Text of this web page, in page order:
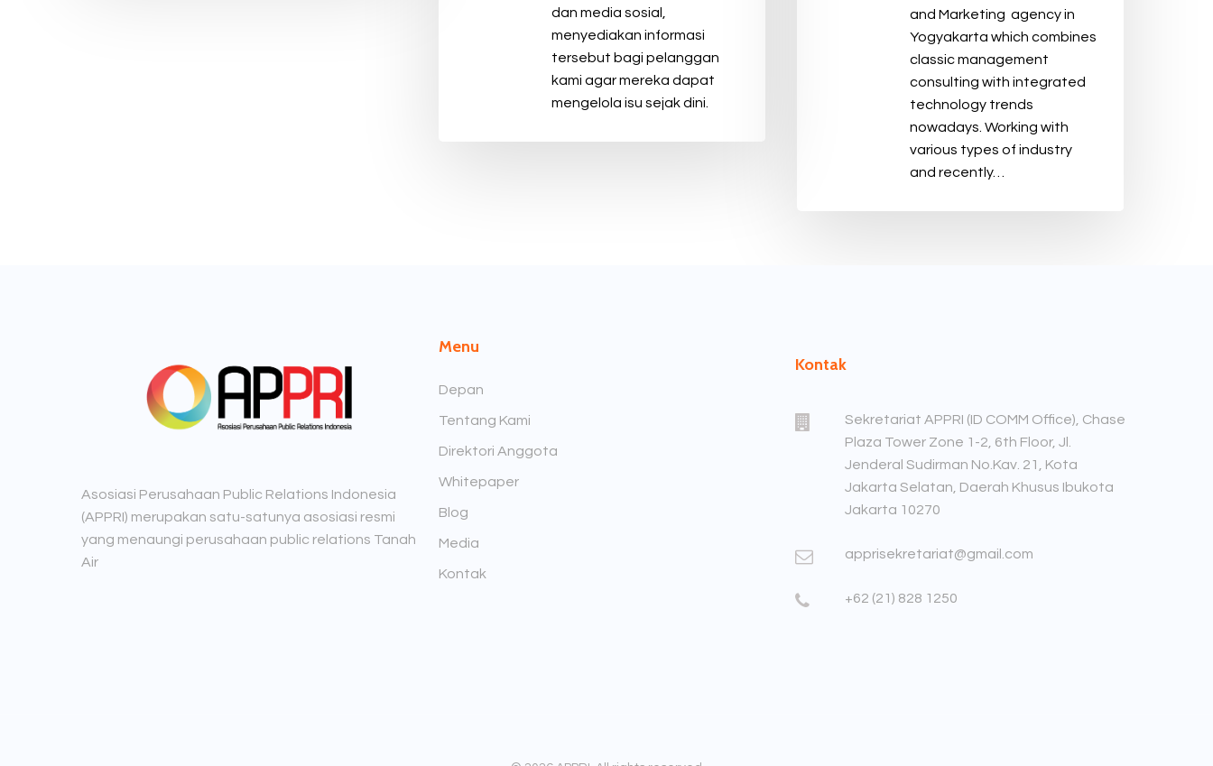
dan media sosial,
menyediakan informasi
tersebut bagi pelanggan
kami agar mereka dapat
mengelola isu sejak dini.
and Marketing agency in
Yogyakarta which combines
classic management
consulting with integrated
technology trends
nowadays. Working with
various types of industry
and recently…
Asosiasi Perusahaan Public Relations Indonesia
(APPRI) merupakan satu-satunya asosiasi resmi
yang menaungi perusahaan public relations Tanah
Air
Menu
Depan
Tentang Kami
Direktori Anggota
Whitepaper
Blog
Media
Kontak
Kontak
Sekretariat APPRI (ID COMM Office), Chase
Plaza Tower Zone 1-2, 6th Floor, Jl.
Jenderal Sudirman No.Kav. 21, Kota
Jakarta Selatan, Daerah Khusus Ibukota
Jakarta 10270
apprisekretariat@gmail.com
+62 (21) 828 1250